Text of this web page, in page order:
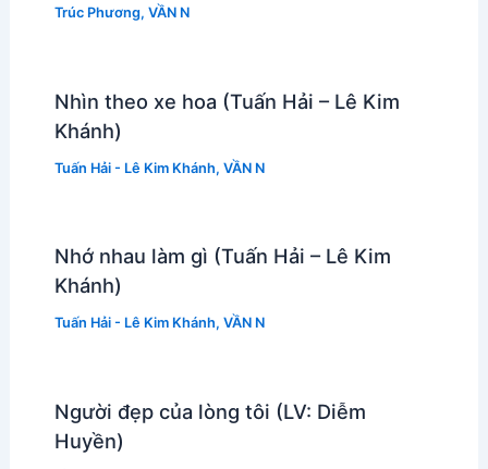
Trúc Phương, VẦN N
Nhìn theo xe hoa (Tuấn Hải – Lê Kim
Khánh)
Tuấn Hải - Lê Kim Khánh, VẦN N
Nhớ nhau làm gì (Tuấn Hải – Lê Kim
Khánh)
Tuấn Hải - Lê Kim Khánh, VẦN N
Người đẹp của lòng tôi (LV: Diễm
Huyền)